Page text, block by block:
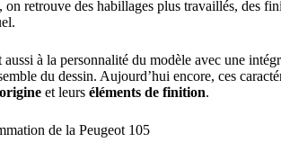
retrouve des habillages plus travaillés, des
à la personnalité du modèle avec une
du dessin. Aujourd’hui encore, ces
et leurs éléments de finition.
de la Peugeot 105